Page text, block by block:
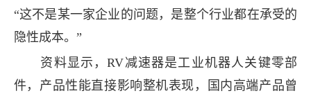
“这不是某一家企业的问题，是整个行业都在承受的
隐性成本。”
资料显示，RV减速器是工业机器人关键零部
件，产品性能直接影响整机表现，国内高端产品曾